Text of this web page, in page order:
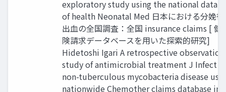
exploratory study using the national
of health Neonatal Med 日本における分娩
出血の全国調査：全国 insurance claims [ 健
険請求データベースを用いた探索的研究]
Hidetoshi Igari A retrospective
study of antimicrobial treatment J Infect
non-tuberculous mycobacteria disease
nationwide Chemother claims database in